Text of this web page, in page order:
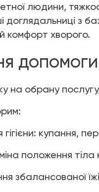
людини,
доглядальниці з
комфорт хворого.
на обрану
купання,
положення
збалансованої